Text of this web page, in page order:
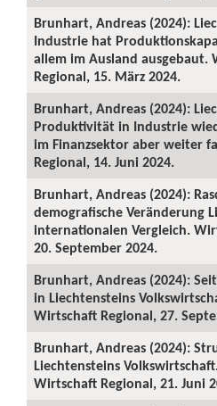
Brunhart, Andreas (2024):
Industrie hat
allem im Ausland ausgebaut.
Regional, 15. März 2024.
Brunhart, Andreas (2024):
Produktivität in Industrie
im Finanzsektor aber weiter
Regional, 14. Juni 2024.
Brunhart, Andreas (2024):
demografische Veränderung
internationalen Vergleich.
20. September 2024.
Brunhart, Andreas (2024):
in Liechtensteins
Wirtschaft Regional, 27.
Brunhart, Andreas (2024):
Liechtensteins
Wirtschaft Regional, 21. Juni